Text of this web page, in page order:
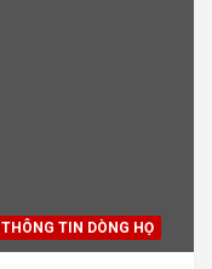
THÔNG TIN DÒNG HỌ